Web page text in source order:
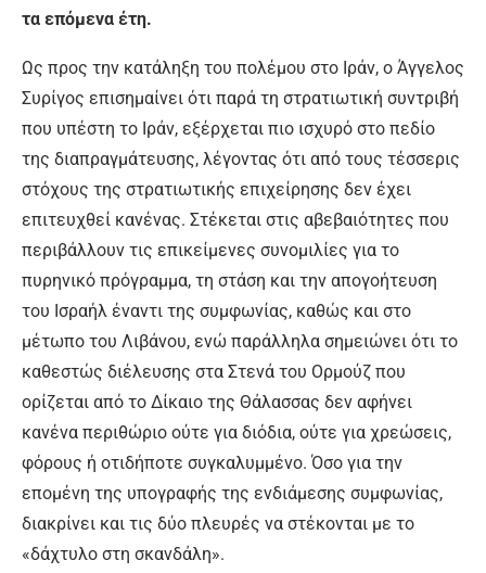
τα επόμενα έτη.
Ως προς την κατάληξη του πολέμου στο Ιράν, ο Άγγελος
Συρίγος επισημαίνει ότι παρά τη στρατιωτική συντριβή
που υπέστη το Ιράν, εξέρχεται πιο ισχυρό στο πεδίο
της διαπραγμάτευσης, λέγοντας ότι από τους τέσσερις
στόχους της στρατιωτικής επιχείρησης δεν έχει
επιτευχθεί κανένας. Στέκεται στις αβεβαιότητες που
περιβάλλουν τις επικείμενες συνομιλίες για το
πυρηνικό πρόγραμμα, τη στάση και την απογοήτευση
του Ισραήλ έναντι της συμφωνίας, καθώς και στο
μέτωπο του Λιβάνου, ενώ παράλληλα σημειώνει ότι το
καθεστώς διέλευσης στα Στενά του Ορμούζ που
ορίζεται από το Δίκαιο της Θάλασσας δεν αφήνει
κανένα περιθώριο ούτε για διόδια, ούτε για χρεώσεις,
φόρους ή οτιδήποτε συγκαλυμμένο. Όσο για την
επομένη της υπογραφής της ενδιάμεσης συμφωνίας,
διακρίνει και τις δύο πλευρές να στέκονται με το
«δάχτυλο στη σκανδάλη».